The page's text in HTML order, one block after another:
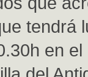
tendrá
en el